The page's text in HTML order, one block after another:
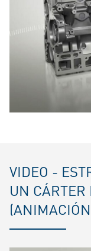
VIDEO -
UN